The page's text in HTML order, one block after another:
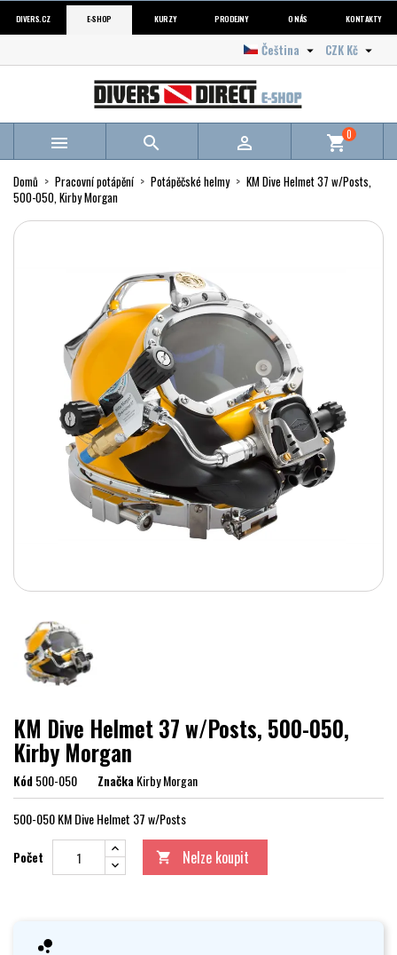
DIVERS.CZ E-SHOP KURZY PRODEJNY O NÁS KONTAKTY
CZK Kč 
Čeština 
   shopping_cart0
Domů Pracovní potápění Potápěčské helmy
KM Dive Helmet 37 w/Posts,
500-050, Kirby Morgan
KM Dive Helmet 37 w/Posts, 500-050,
Kirby Morgan
Kód500-050 ZnačkaKirby Morgan
500-050 KM Dive Helmet 37 w/Posts
Počet  Nelze koupit